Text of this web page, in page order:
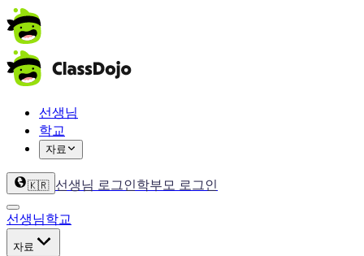
선생님
학교
자료
🇰🇷 선생님 로그인학부모 로그인
선생님학교
자료